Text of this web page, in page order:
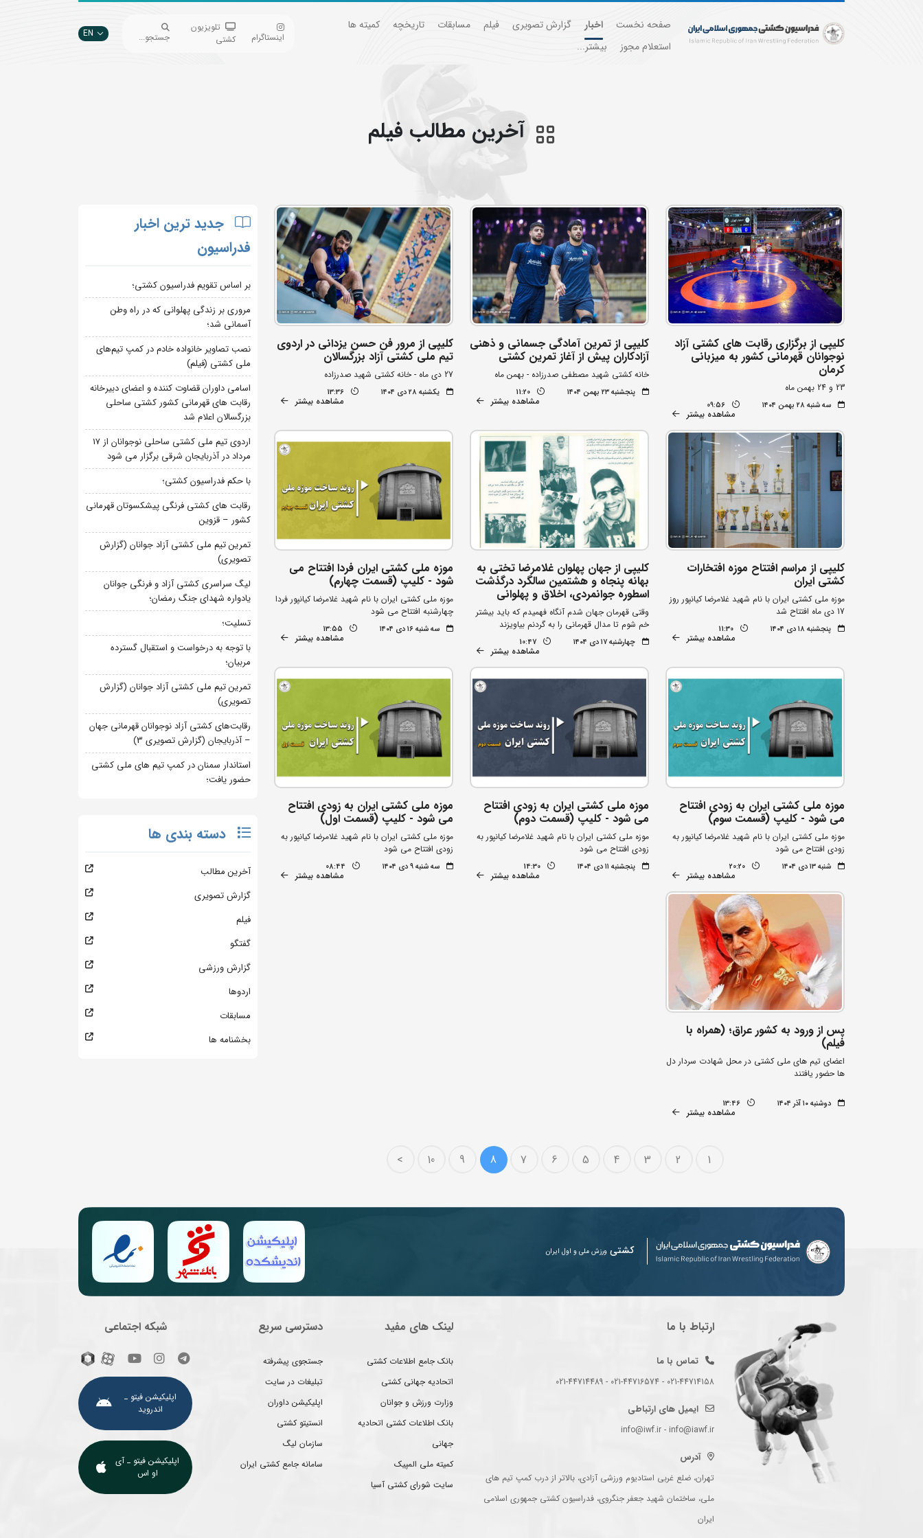
صفحه نخست اخبار گزارش تصویری فیلم مسابقات تاریخچه
کمیته ها
استعلام مجوز
بیشتر...
اینستاگرام
تلویزیون
کشتی
جستجو... EN
آخرین مطالب فيلم
کلیپی از برگزاری رقابت های کشتی آزاد
نوجوانان قهرمانی کشور به میزبانی
کرمان
23 و 24 بهمن ماه
سه شنبه ۲۸ بهمن ۱۴۰۴ 09:56
مشاهده بیشتر
کلیپی از تمرین آمادگی جسمانی و ذهنی
آزادکاران پیش از آغاز تمرین کشتی
خانه کشتی شهید مصطفی صدرزاده - بهمن ماه
پنجشنبه ۲۳ بهمن ۱۴۰۴ 11:20
مشاهده بیشتر
کلیپی از مرور فن حسن یزدانی در اردوی
تیم ملی کشتی آزاد بزرگسالان
27 دی ماه - خانه کشتی شهید صدرزاده
یکشنبه ۲۸ دی ۱۴۰۴ 13:36
مشاهده بیشتر
کلیپی از مراسم افتتاح موزه افتخارات
کشتی ایران
موزه ملی کشتی ایران با نام شهید غلامرضا کیانپور روز
17 دی ماه افتتاح شد
پنجشنبه ۱۸ دی ۱۴۰۴ 11:30
مشاهده بیشتر
کلیپی از جهان پهلوان غلامرضا تختی به
بهانه پنجاه و هشتمین سالگرد درگذشت
اسطوره جوانمردی، اخلاق و پهلوانی
وقتی قهرمان جهان شدم آنگاه فهمیدم که باید بیشتر
خم شوم تا مدال قهرمانی را به گردنم بیاویزند
چهارشنبه ۱۷ دی ۱۴۰۴ 10:47
مشاهده بیشتر
موزه ملی کشتی ایران فردا افتتاح می
شود - کلیپ (قسمت چهارم)
موزه ملی کشتی ایران با نام شهید غلامرضا کیانپور فردا
چهارشنبه افتتاح می شود
سه شنبه ۱۶ دی ۱۴۰۴ 13:55
مشاهده بیشتر
موزه ملی کشتی ایران به زودی افتتاح
می شود - کلیپ (قسمت سوم)
موزه ملی کشتی ایران با نام شهید غلامرضا کیانپور به
زودی افتتاح می شود
شنبه ۱۳ دی ۱۴۰۴ 20:20
مشاهده بیشتر
موزه ملی کشتی ایران به زودی افتتاح
می شود - کلیپ (قسمت دوم)
موزه ملی کشتی ایران با نام شهید غلامرضا کیانپور به
زودی افتتاح می شود
پنجشنبه ۱۱ دی ۱۴۰۴ 14:30
مشاهده بیشتر
موزه ملی کشتی ایران به زودی افتتاح
می شود - کلیپ (قسمت اول)
موزه ملی کشتی ایران با نام شهید غلامرضا کیانپور به
زودی افتتاح می شود
سه شنبه ۹ دی ۱۴۰۴ 08:44
مشاهده بیشتر
پس از ورود به کشور عراق؛ (همراه با
فیلم)
اعضای تیم های ملی کشتی در محل شهادت سردار دل
ها حضور یافتند
دوشنبه ۱۰ آذر ۱۴۰۴ 13:46
مشاهده بیشتر
1
2
3
4
5
6
7
8
9
10
>
جدید ترین اخبار
فدراسیون
بر اساس تقویم فدراسیون کشتی؛
مروری بر زندگی پهلوانی که در راه وطن
آسمانی شد؛
نصب تصاویر خانواده خادم در کمپ تیم‌های
ملی کشتی (فیلم)
اسامی داوران قضاوت کننده و اعضای دبیرخانه
رقابت های قهرمانی کشور کشتی ساحلی
بزرگسالان اعلام شد
اردوی تیم ملی کشتی ساحلی نوجوانان از 17
مرداد در آذربایجان شرقی برگزار می شود
با حکم فدراسیون کشتی؛
رقابت های کشتی فرنگی پیشکسوتان قهرمانی
کشور – قزوین
تمرین تیم ملی کشتی آزاد جوانان (گزارش
تصویری)
لیگ سراسری کشتی آزاد و فرنگی جوانان
یادواره شهدای جنگ رمضان؛
تسلیت؛
با توجه به درخواست و استقبال گسترده
مربیان؛
تمرین تیم ملی کشتی آزاد جوانان (گزارش
تصویری)
رقابت‌های کشتی آزاد نوجوانان قهرمانی جهان
– آذربایجان (گزارش تصویری 3)
استاندار سمنان در کمپ تیم های ملی کشتی
حضور یافت؛
دسته بندی ها
آخرین مطالب
گزارش تصویری
فیلم
گفتگو
گزارش ورزشی
اردوها
مسابقات
بخشنامه ها
کشتی ورزش ملی و اول ایران
ارتباط با ما
تماس با ما
021-44714158 - 021-44716574 - 021-44714489
ایمیل های ارتباطی
info@iwf.ir - info@iawf.ir
آدرس
تهران، ضلع غربی استادیوم ورزشی آزادی، بالاتر از درب کمپ تیم های
ملی، ساختمان شهید جعفر جنگروی، فدراسیون کشتی جمهوری اسلامی
ایران
لینک های مفید
بانک جامع اطلاعات کشتی
اتحادیه جهانی کشتی
وزارت ورزش و جوانان
بانک اطلاعات کشتی اتحادیه
جهانی
کمیته ملی المپیک
سایت شورای کشتی آسیا
دسترسی سریع
جستجوی پیشرفته
تبلیغات در سایت
اپلیکیشن داوران
انستیتو کشتی
سازمان لیگ
سامانه جامع کشتی ایران
شبکه اجتماعی
اپلیکیشن فیتو ـ
اندروید
اپلیکیشن فیتو ـ آی
او اس